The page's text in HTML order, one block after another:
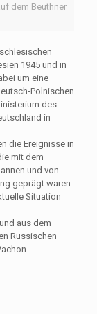
dem Beuthner
1945 und in
um eine
Polnischen
des
in
die Ereignisse in
mit dem
und von
geprägt waren.
Situation
aus dem
Russischen